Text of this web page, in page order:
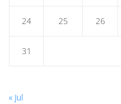
24 25 26
31
« Jul